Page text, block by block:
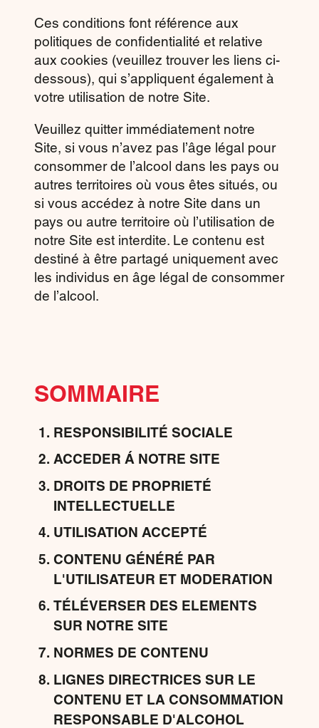
Ces conditions font référence aux
politiques de confidentialité et relative
aux cookies (veuillez trouver les liens ci-
dessous), qui s’appliquent également à
votre utilisation de notre Site.
Veuillez quitter immédiatement notre
Site, si vous n’avez pas l’âge légal pour
consommer de l’alcool dans les pays ou
autres territoires où vous êtes situés, ou
si vous accédez à notre Site dans un
pays ou autre territoire où l’utilisation de
notre Site est interdite. Le contenu est
destiné à être partagé uniquement avec
les individus en âge légal de consommer
de l’alcool.
SOMMAIRE
RESPONSIBILITÉ SOCIALE
ACCEDER Á NOTRE SITE
DROITS DE PROPRIETÉ
INTELLECTUELLE
UTILISATION ACCEPTÉ
CONTENU GÉNÉRÉ PAR
L'UTILISATEUR ET MODERATION
TÉLÉVERSER DES ELEMENTS
SUR NOTRE SITE
NORMES DE CONTENU
LIGNES DIRECTRICES SUR LE
CONTENU ET LA CONSOMMATION
RESPONSABLE D'ALCOHOL